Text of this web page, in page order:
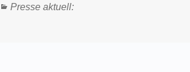
Categories
Presse aktuell: